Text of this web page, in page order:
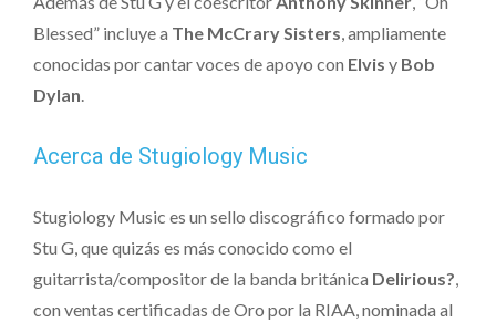
Blessed” incluye a The McCrary Sisters, ampliamente
conocidas por cantar voces de apoyo con Elvis y Bob
Dylan.
Acerca de Stugiology Music
Stugiology Music es un sello discográfico formado por
Stu G, que quizás es más conocido como el
guitarrista/compositor de la banda británica Delirious?,
con ventas certificadas de Oro por la RIAA, nominada al